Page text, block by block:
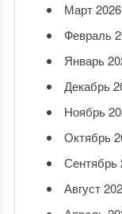
Март 2026
Февраль
Январь
Декабрь
Ноябрь
Октябрь
Сентябрь
Август